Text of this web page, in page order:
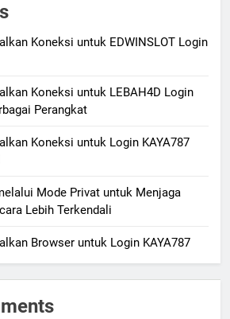
Koneksi untuk EDWINSLOT Login
Koneksi untuk LEBAH4D Login
Perangkat
Koneksi untuk Login KAYA787
Mode Privat untuk Menjaga
Lebih Terkendali
Browser untuk Login KAYA787